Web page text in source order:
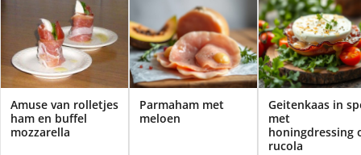
Amuse van rolletjes
ham en buffel
mozzarella
Parmaham met
meloen
Geitenkaas in
met
honingdressing
rucola